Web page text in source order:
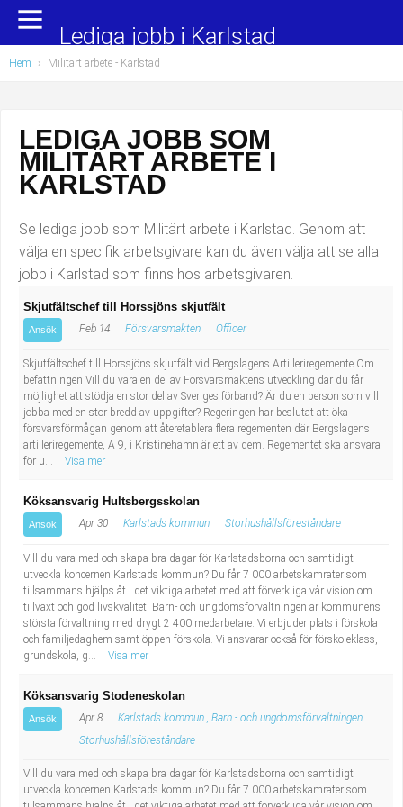
Yrkesområden
Administration, ekonomi, juridik
Chefer och verksamhetsledare
Data/IT
Försäljning, inköp, marknadsföring
Hotell, restaurang, storhushåll
Hälso- och sjukvård
Industriell tillverkning
Installation, drift, underhåll
Kropps- och skönhetsvård
Kultur, media, design
Militärt arbete
Naturbruk
Pedagogiskt arbete
Sanering och renhållning
Populära jobb
Undersköterska, hemtjänst och äldreboende
Barnskötare
Lärare i förskola/Förskollärare
Lagerarbetare
Elevassistent
Personlig assistent
Behandlingsassistent/Socialpedagog
Tandsköterska
Budbilsförare
Tidningsbud/Tidningsdistributör
Lärare i fritidshem/Fritidspedagog
Taxiförare/Taxichaufför
sekreterare
Lastbilsförare m.fl.
Lediga jobb i Karlstad
Hem › Militärt arbete - Karlstad
LEDIGA JOBB SOM
MILITÄRT ARBETE I
KARLSTAD
Se lediga jobb som Militärt arbete i Karlstad. Genom att
välja en specifik arbetsgivare kan du även välja att se alla
jobb i Karlstad som finns hos arbetsgivaren.
Skjutfältschef till Horssjöns skjutfält
Ansök Feb 14 Försvarsmakten Officer
Skjutfältschef till Horssjöns skjutfält vid Bergslagens Artilleriregemente Om
befattningen Vill du vara en del av Försvarsmaktens utveckling där du får
möjlighet att stödja en stor del av Sveriges förband? Är du en person som vill
jobba med en stor bredd av uppgifter? Regeringen har beslutat att öka
försvarsförmågan genom att återetablera flera regementen där Bergslagens
artilleriregemente, A 9, i Kristinehamn är ett av dem. Regementet ska ansvara
för u...
Visa mer
Köksansvarig Hultsbergsskolan
Ansök Apr 30 Karlstads kommun Storhushållsföreståndare
Vill du vara med och skapa bra dagar för Karlstadsborna och samtidigt
utveckla koncernen Karlstads kommun? Du får 7 000 arbetskamrater som
tillsammans hjälps åt i det viktiga arbetet med att förverkliga vår vision om
tillväxt och god livskvalitet. Barn- och ungdomsförvaltningen är kommunens
största förvaltning med drygt 2 400 medarbetare. Vi erbjuder plats i förskola
och familjedaghem samt öppen förskola. Vi ansvarar också för förskoleklass,
grundskola, g...
Visa mer
Köksansvarig Stodeneskolan
Ansök Apr 8
Karlstads kommun , Barn - och ungdomsförvaltningen
Storhushållsföreståndare
Vill du vara med och skapa bra dagar för Karlstadsborna och samtidigt
utveckla koncernen Karlstads kommun? Du får 7 000 arbetskamrater som